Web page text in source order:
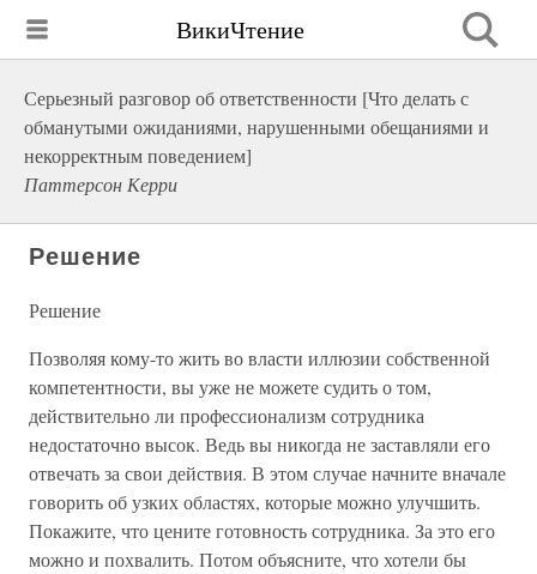
ВикиЧтение
Серьезный разговор об ответственности [Что делать с
обманутыми ожиданиями, нарушенными обещаниями и
некорректным поведением]
Паттерсон Керри
Решение
Решение
Позволяя кому-то жить во власти иллюзии собственной
компетентности, вы уже не можете судить о том,
действительно ли профессионализм сотрудника
недостаточно высок. Ведь вы никогда не заставляли его
отвечать за свои действия. В этом случае начните вначале
говорить об узких областях, которые можно улучшить.
Покажите, что цените готовность сотрудника. За это его
можно и похвалить. Потом объясните, что хотели бы